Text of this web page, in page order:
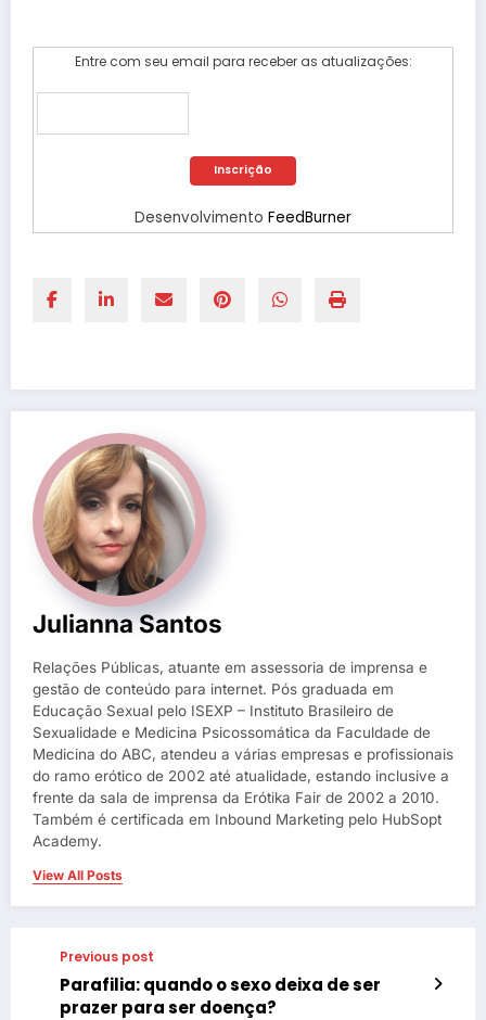
Entre com seu email para receber as atualizações:
Desenvolvimento FeedBurner
Julianna Santos
Relações Públicas, atuante em assessoria de imprensa e
gestão de conteúdo para internet. Pós graduada em
Educação Sexual pelo ISEXP – Instituto Brasileiro de
Sexualidade e Medicina Psicossomática da Faculdade de
Medicina do ABC, atendeu a várias empresas e profissionais
do ramo erótico de 2002 até atualidade, estando inclusive a
frente da sala de imprensa da Erótika Fair de 2002 a 2010.
Também é certificada em Inbound Marketing pelo HubSopt
Academy.
View All Posts
Previous post
Parafilia: quando o sexo deixa de ser
prazer para ser doença?